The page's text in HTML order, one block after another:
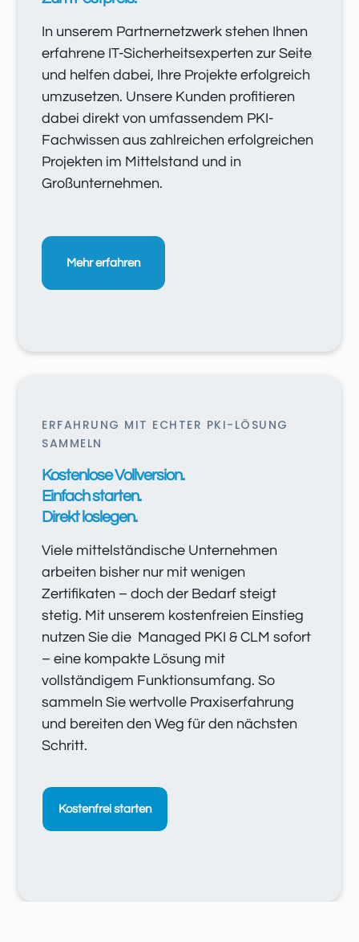
In unserem Partnernetzwerk stehen Ihnen
erfahrene IT-Sicherheitsexperten zur Seite
und helfen dabei, Ihre Projekte erfolgreich
umzusetzen. Unsere Kunden profitieren
dabei direkt von umfassendem PKI-
Fachwissen aus zahlreichen erfolgreichen
Projekten im Mittelstand und in
Großunternehmen.
Mehr erfahren
ERFAHRUNG MIT ECHTER PKI-LÖSUNG
SAMMELN
Kostenlose Vollversion.
Einfach starten.
Direkt loslegen.
Viele mittelständische Unternehmen
arbeiten bisher nur mit wenigen
Zertifikaten – doch der Bedarf steigt
stetig. Mit unserem kostenfreien Einstieg
nutzen Sie die Managed PKI & CLM sofort
– eine kompakte Lösung mit
vollständigem Funktionsumfang. So
sammeln Sie wertvolle Praxiserfahrung
und bereiten den Weg für den nächsten
Schritt.
Kostenfrei starten